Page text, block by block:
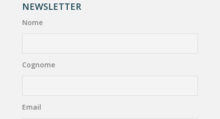
NEWSLETTER
Nome
Cognome
Email